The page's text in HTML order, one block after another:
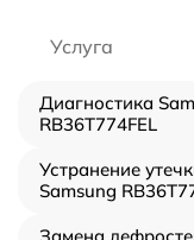
Услуга
Диагностика
RB36T774FEL
Устранение
Samsung